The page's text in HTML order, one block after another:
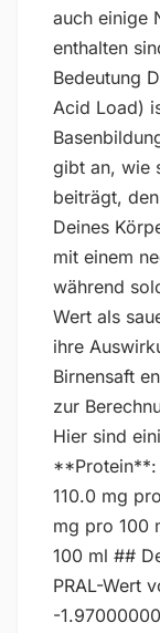
auch einige
enthalten
Bedeutung
Acid Load)
gibt an, wie
beiträgt,
Deines
mit einem
während
Wert als
ihre
Birnensaft
zur
Hier sind
110.0 mg
mg pro 100
100 ml ##
PRAL-Wert
-